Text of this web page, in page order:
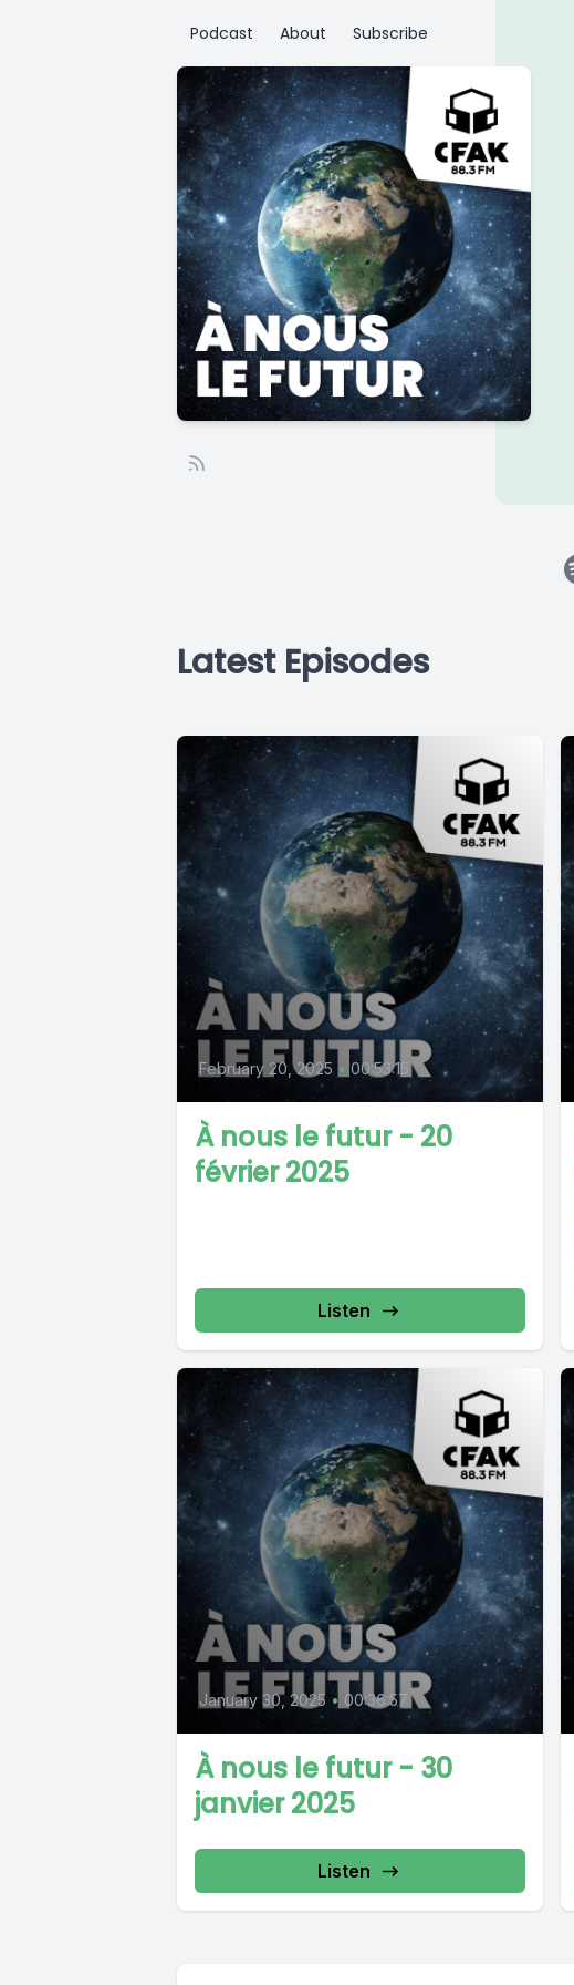
Podcast About Subscribe
Latest Episodes
February 20, 2025 • 00:53:15
À nous le futur - 20
février 2025
Listen
January 30, 2025 • 00:36:57
À nous le futur - 30
janvier 2025
Listen